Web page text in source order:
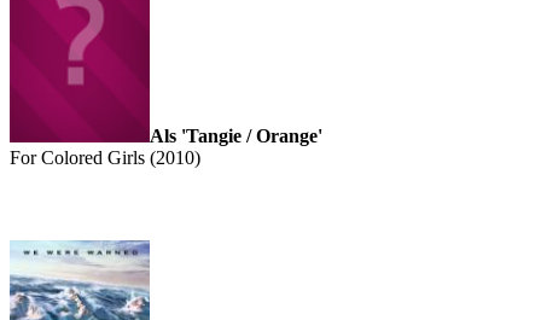
Als 'Tangie / Orange'
For Colored Girls (2010)